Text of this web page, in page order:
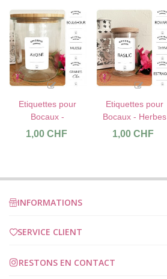
Etiquettes pour
Bocaux -
Céréales &
1,00 CHF
Etiquettes pour
Bocaux - Herbes
Aromatiques
1,00 CHF
INFORMATIONS
SERVICE CLIENT
RESTONS EN CONTACT